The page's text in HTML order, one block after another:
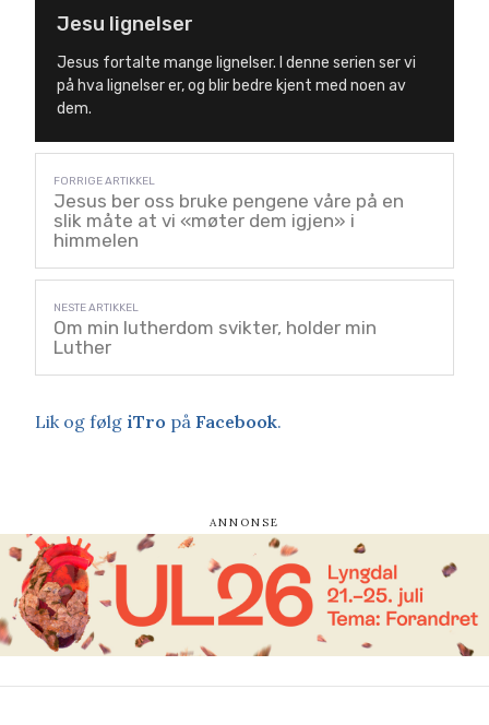
Jesu lignelser
Jesus fortalte mange lignelser. I denne serien ser vi
på hva lignelser er, og blir bedre kjent med noen av
dem.
Jesus ber oss bruke pengene våre på en
slik måte at vi «møter dem igjen» i
himmelen
Om min lutherdom svikter, holder min
Luther
Lik og følg iTro på Facebook.